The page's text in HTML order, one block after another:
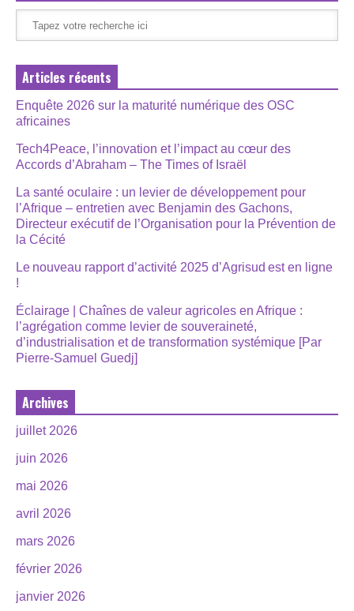
Articles récents
Enquête 2026 sur la maturité numérique des OSC
africaines
Tech4Peace, l’innovation et l’impact au cœur des
Accords d’Abraham – The Times of Israël
La santé oculaire : un levier de développement pour
l’Afrique – entretien avec Benjamin des Gachons,
Directeur exécutif de l’Organisation pour la Prévention de
la Cécité
Le nouveau rapport d’activité 2025 d’Agrisud est en ligne
!
Éclairage | Chaînes de valeur agricoles en Afrique :
l’agrégation comme levier de souveraineté,
d’industrialisation et de transformation systémique [Par
Pierre-Samuel Guedj]
Archives
juillet 2026
juin 2026
mai 2026
avril 2026
mars 2026
février 2026
janvier 2026